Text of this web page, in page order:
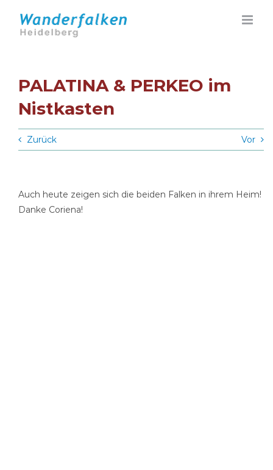
Inhalt
springen
PALATINA & PERKEO im
Nistkasten
Zurück Vor
Auch heute zeigen sich die beiden Falken in ihrem Heim!
Danke Coriena!